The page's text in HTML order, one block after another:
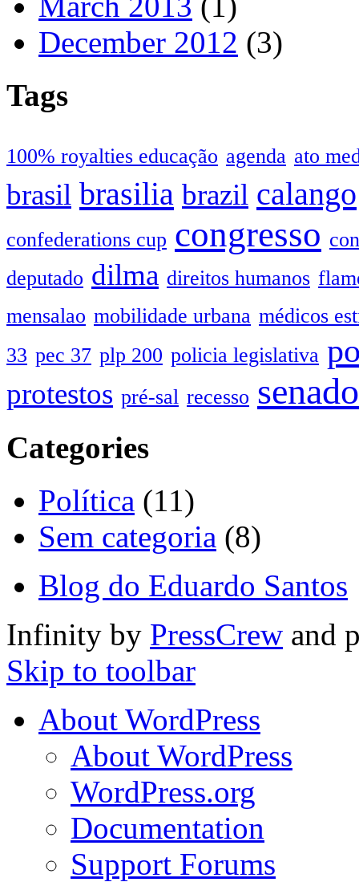
December 2012 (3)
Tags
100% royalties educação agenda ato
brasil brasilia brazil calango
confederations cup congresso
deputado dilma direitos humanos
mensalao mobilidade urbana médicos
33 pec 37 plp 200 policia legislativa
protestos pré-sal recesso senado
Categories
Política (11)
Sem categoria (8)
Blog do Eduardo Santos
Infinity by PressCrew and
Skip to toolbar
About WordPress
About WordPress
WordPress.org
Documentation
Support Forums